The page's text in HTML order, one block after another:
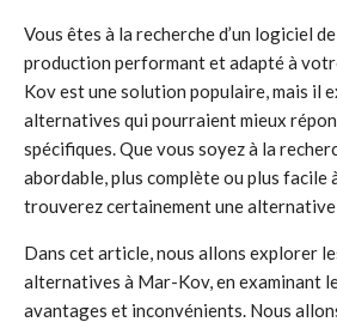
Vous êtes à la recherche d’un logiciel
production performant et adapté à
Kov est une solution populaire, mais il
alternatives qui pourraient mieux
spécifiques. Que vous soyez à la
abordable, plus complète ou plus facile
trouverez certainement une
Dans cet article, nous allons explorer
alternatives à Mar-Kov, en examinant
avantages et inconvénients. Nous